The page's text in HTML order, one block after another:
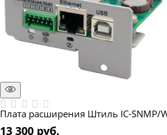
Плата расширения Штиль IC-SNMP/
13 300 руб.